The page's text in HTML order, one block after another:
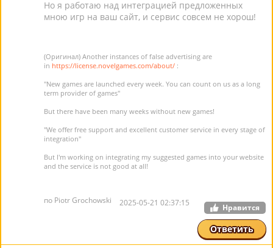
Но я работаю над интеграцией предложенных
мною игр на ваш сайт, и сервис совсем не хорош!
(Оригинал) Another instances of false advertising are
in https://license.novelgames.com/about/ :
"New games are launched every week. You can count on us as a long
term provider of games"
But there have been many weeks without new games!
"We offer free support and excellent customer service in every stage of
integration"
But I'm working on integrating my suggested games into your website
and the service is not good at all!
по Piotr Grochowski 2025-05-21 02:37:15 Нравится
Ответить